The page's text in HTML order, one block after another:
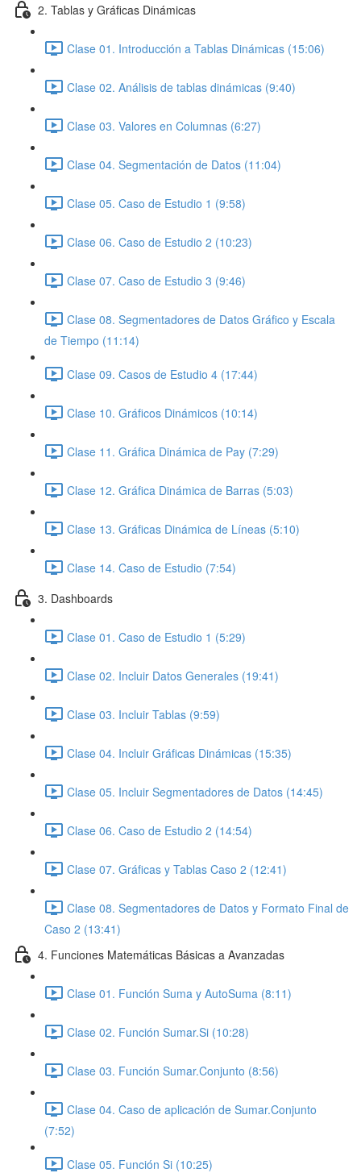
2. Tablas y Gráficas Dinámicas
Clase 01. Introducción a Tablas Dinámicas (15:06)
Clase 02. Análisis de tablas dinámicas (9:40)
Clase 03. Valores en Columnas (6:27)
Clase 04. Segmentación de Datos (11:04)
Clase 05. Caso de Estudio 1 (9:58)
Clase 06. Caso de Estudio 2 (10:23)
Clase 07. Caso de Estudio 3 (9:46)
Clase 08. Segmentadores de Datos Gráfico y Escala
de Tiempo (11:14)
Clase 09. Casos de Estudio 4 (17:44)
Clase 10. Gráficos Dinámicos (10:14)
Clase 11. Gráfica Dinámica de Pay (7:29)
Clase 12. Gráfica Dinámica de Barras (5:03)
Clase 13. Gráficas Dinámica de Líneas (5:10)
Clase 14. Caso de Estudio (7:54)
3. Dashboards
Clase 01. Caso de Estudio 1 (5:29)
Clase 02. Incluir Datos Generales (19:41)
Clase 03. Incluir Tablas (9:59)
Clase 04. Incluir Gráficas Dinámicas (15:35)
Clase 05. Incluir Segmentadores de Datos (14:45)
Clase 06. Caso de Estudio 2 (14:54)
Clase 07. Gráficas y Tablas Caso 2 (12:41)
Clase 08. Segmentadores de Datos y Formato Final de
Caso 2 (13:41)
4. Funciones Matemáticas Básicas a Avanzadas
Clase 01. Función Suma y AutoSuma (8:11)
Clase 02. Función Sumar.Si (10:28)
Clase 03. Función Sumar.Conjunto (8:56)
Clase 04. Caso de aplicación de Sumar.Conjunto
(7:52)
Clase 05. Función Si (10:25)